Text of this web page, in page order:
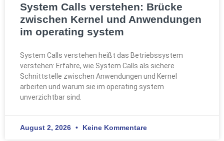
System Calls verstehen: Brücke
zwischen Kernel und Anwendungen
im operating system
System Calls verstehen heißt das Betriebssystem
verstehen: Erfahre, wie System Calls als sichere
Schnittstelle zwischen Anwendungen und Kernel
arbeiten und warum sie im operating system
unverzichtbar sind.
August 2, 2026 Keine Kommentare